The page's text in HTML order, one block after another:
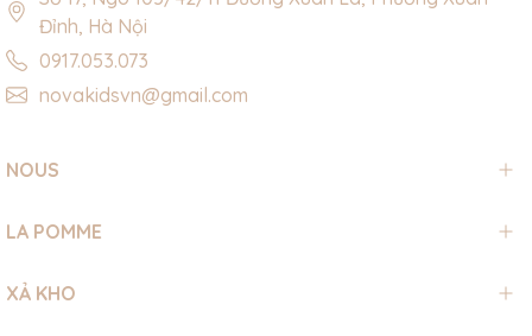
Đỉnh, Hà Nội
0917.053.073
novakidsvn@gmail.com
NOUS
LA POMME
XẢ KHO